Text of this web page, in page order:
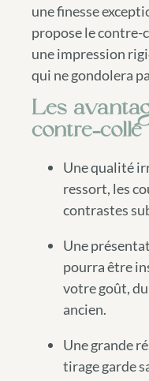
une finesse
propose le contre-
une impression
qui ne gondolera
Les
contre-collé
Une qualité
ressort, les
contrastes
Une
pourra être
votre goût,
ancien.
Une grande
tirage garde